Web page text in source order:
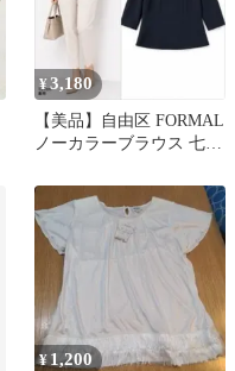
¥3,180
【美品】自由区 FORMAL
ノーカラーブラウス 七分
¥ 1,200